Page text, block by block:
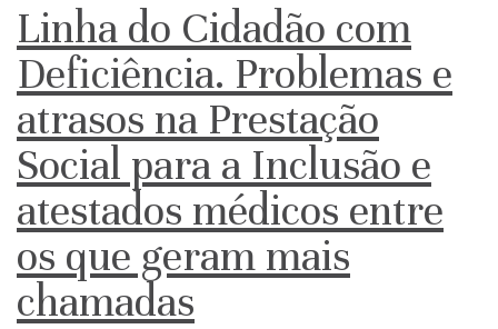
Linha do Cidadão com
Deficiência. Problemas e
atrasos na Prestação
Social para a Inclusão e
atestados médicos entre
os que geram mais
chamadas